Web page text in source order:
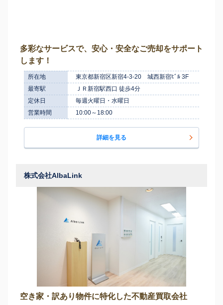
多彩なサービスで、安心・安全なご売却をサポート
します！
所在地
東京都新宿区新宿4-3-20 城西新宿ﾋﾞﾙ 3F
最寄駅
ＪＲ新宿駅西口 徒歩4分
定休日
毎週火曜日・水曜日
営業時間
10:00～18:00
詳細を見る
株式会社AlbaLink
空き家・訳あり物件に特化した不動産買取会社